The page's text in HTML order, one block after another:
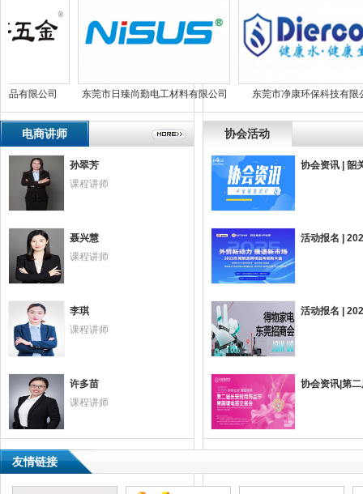
有限公司 东莞市日臻尚勤电工材料有限公司 东莞市净康环保科技有限公
技有限公司 东莞市冠濠电子有限公司
有限公司 东莞市日臻尚勤电工材料有限公司
电商讲师
孙翠芳
课程讲师
聂兴慧
课程讲师
李琪
课程讲师
许多苗
课程讲师
协会活动
协会资讯 | 韶
活动报名 |
活动报名 |
协会资讯|第
友情链接